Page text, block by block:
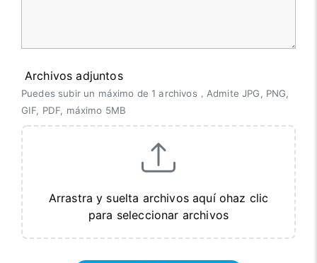
Archivos adjuntos
Puedes subir un máximo de 1 archivos，Admite JPG, PNG,
GIF, PDF, máximo 5MB
Arrastra y suelta archivos aquí ohaz clic
para seleccionar archivos